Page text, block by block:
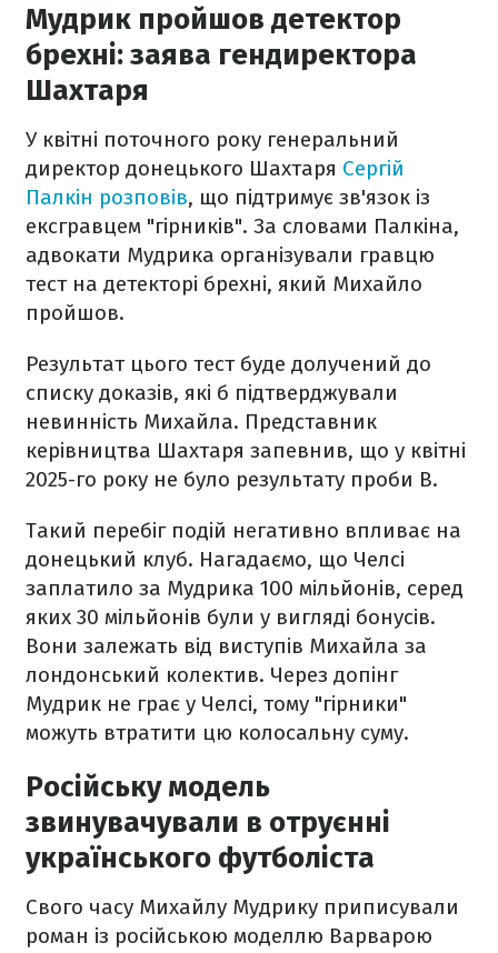
Мудрик пройшов детектор
брехні: заява гендиректора
Шахтаря
У квітні поточного року генеральний
директор донецького Шахтаря Сергій
Палкін розповів, що підтримує зв'язок із
ексгравцем "гірників". За словами Палкіна,
адвокати Мудрика організували гравцю
тест на детекторі брехні, який Михайло
пройшов.
Результат цього тест буде долучений до
списку доказів, які б підтверджували
невинність Михайла. Представник
керівництва Шахтаря запевнив, що у квітні
2025-го року не було результату проби В.
Такий перебіг подій негативно впливає на
донецький клуб. Нагадаємо, що Челсі
заплатило за Мудрика 100 мільйонів, серед
яких 30 мільйонів були у вигляді бонусів.
Вони залежать від виступів Михайла за
лондонський колектив. Через допінг
Мудрик не грає у Челсі, тому "гірники"
можуть втратити цю колосальну суму.
Російську модель
звинувачували в отруєнні
українського футболіста
Свого часу Михайлу Мудрику приписували
роман із російською моделлю Варварою